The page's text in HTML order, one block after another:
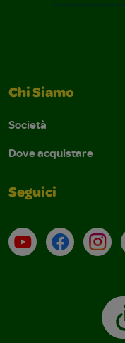
Chi Siamo
Società
Dove acquistare
Seguici
Su YouTube
Contatti